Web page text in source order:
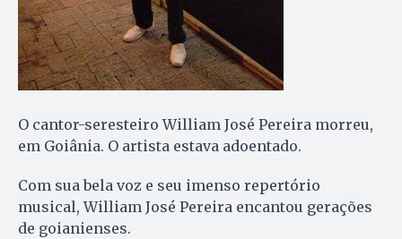
O cantor-seresteiro William José Pereira morreu,
em Goiânia. O artista estava adoentado.
Com sua bela voz e seu imenso repertório
musical, William José Pereira encantou gerações
de goianienses.